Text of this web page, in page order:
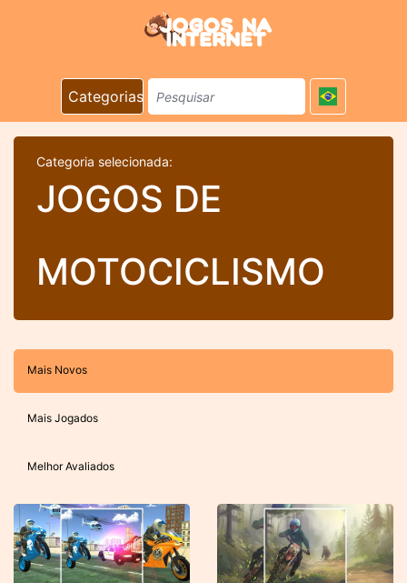
Categorias
Categoria selecionada:
JOGOS DE
MOTOCICLISMO
Mais Novos
Mais Jogados
Melhor Avaliados